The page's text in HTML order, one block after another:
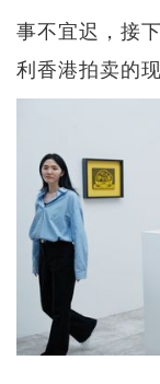
事不宜迟，接
利香港拍卖的